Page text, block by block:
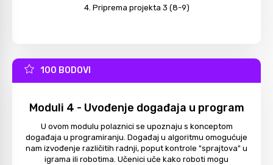
Priprema projekta 3 (8-9)
100 BODOVI
Moduli 4 - Uvođenje događaja u program
U ovom modulu polaznici se upoznaju s konceptom
događaja u programiranju. Događaj u algoritmu omogućuje
nam izvođenje različitih radnji, poput kontrole "sprajtova" u
igrama ili robotima. Učenici uče kako roboti mogu